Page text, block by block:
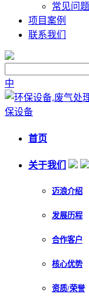
常见问题
项目案例
联系我们
中
首页
关于我们
迈浪介绍
发展历程
合作客户
核心优势
资质/荣誉